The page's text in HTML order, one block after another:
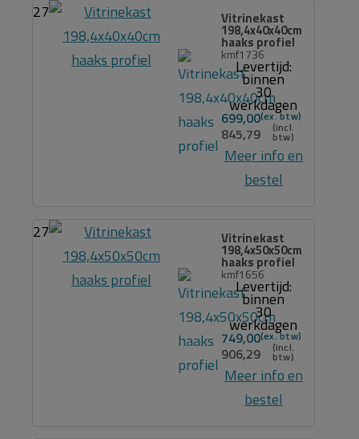
27 Vitrinekast
198,4x40x40cm
haaks profiel
kmf1736
Levertijd:
binnen
30
werkdagen
699,00
845,79
Meer info en
bestel
27 Vitrinekast
198,4x50x50cm
haaks profiel
kmf1656
Levertijd:
binnen
30
werkdagen
749,00
906,29
Meer info en
bestel